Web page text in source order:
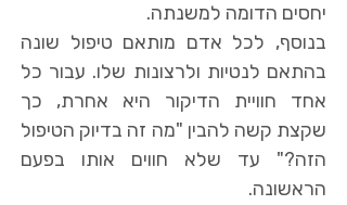
יחסים הדומה למשנתה.
בנוסף, לכל אדם מותאם טיפול שונה
בהתאם לנטיות ולרצונות שלו. עבור כל
אחד חוויית הדיקור היא אחרת, כך
שקצת קשה להבין "מה זה בדיוק הטיפול
הזה?" עד שלא חווים אותו בפעם
הראשונה.